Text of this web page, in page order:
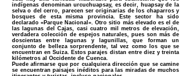
indígenas denominan urcuchuapsay, es decir, huapsay de la
selva o del cerro, parecen ser originarias de los chaparros y
bosques de esta misma provincia. Este sector ha sido
declarado «Parque Nacional». Otro sitio más elevado es el de
las lagunas del Cajas, casi cuatro mil metros de elevación,
verdadera colección de espejos naturales, pues son más de
doscientas entre lagunas y lagunillas, que forman un
conjunto de belleza sorprendente, tal vez como los que se
encuentran en Suiza. Estos parajes distan entre diez y treinta
kilómetros al Occidente de Cuenca.
Puede afirmarse que por cualquiera dirección que se camine
se encuentran paisajes inéditos para las miradas de muchos